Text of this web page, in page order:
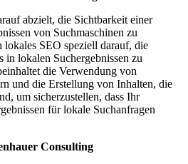
abzielt, die Sichtbarkeit einer
von Suchmaschinen zu
lokales SEO speziell darauf, die
in lokalen Suchergebnissen zu
die Verwendung von
und die Erstellung von Inhalten, die
um sicherzustellen, dass Ihr
für lokale Suchanfragen
Consulting